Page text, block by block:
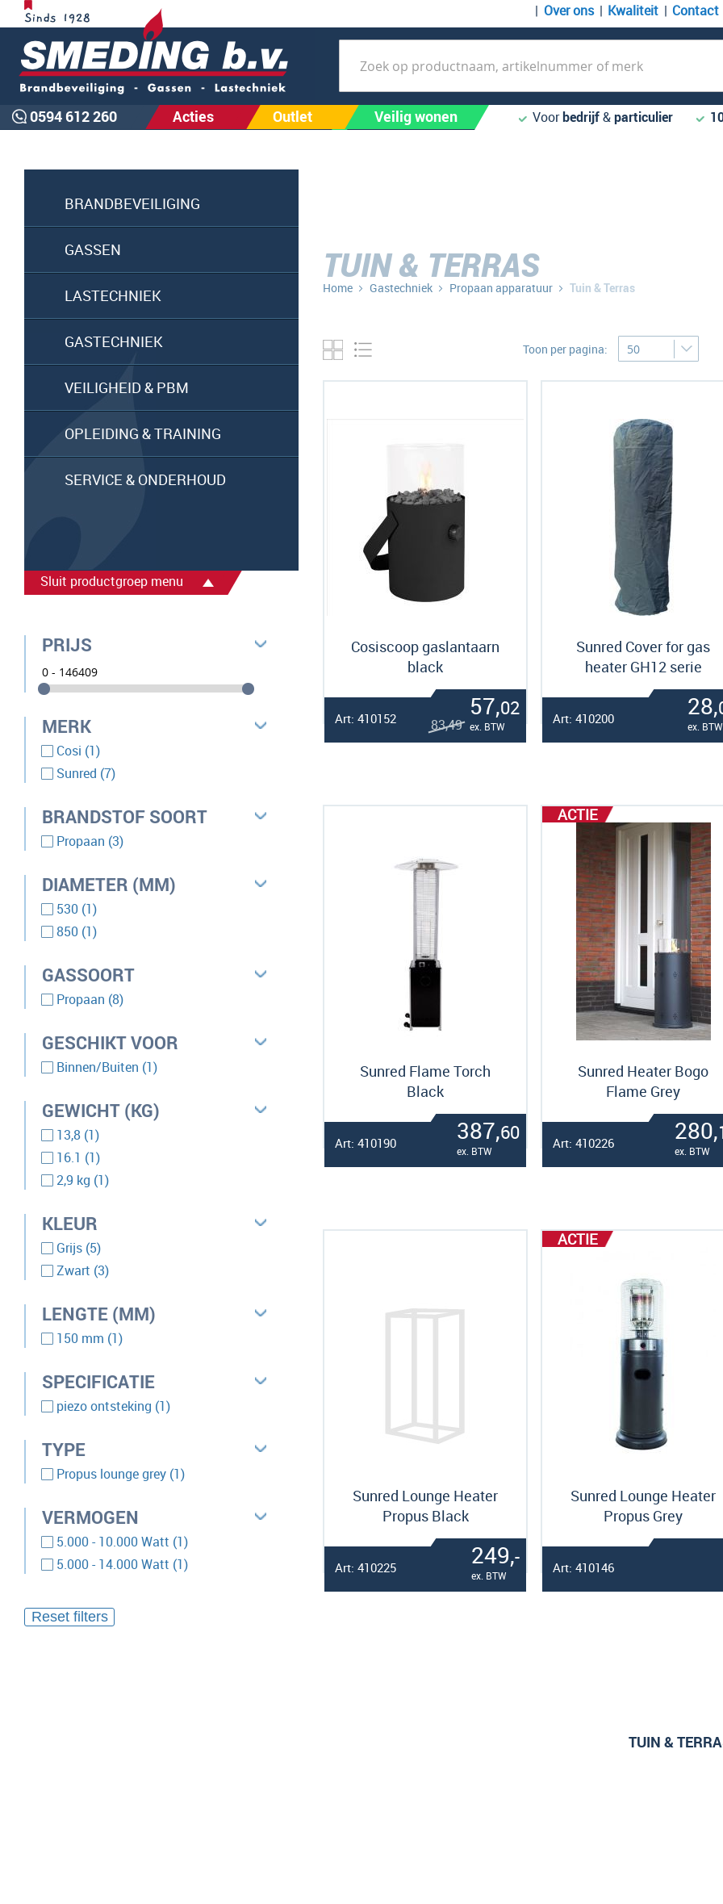
Over ons Kwaliteit Contact
Zoek
0594 612 260 Acties Outlet Veilig wonen Voorbedrijf&particulier
TUIN & TERRAS
Home Gastechniek Propaan apparatuur Tuin & Terras
Tonen
als
Foto-
tabel
Lijst Toon per pagina:
Cosiscoop gaslantaarn
black
83,49
57,02
ex. BTW
Art: 410152
Sunred Cover for gas
heater GH12 serie
28,
ex. BTW
Art: 410200
Sunred Flame Torch
Black
387,60
ex. BTW
Art: 410190
ACTIE
Sunred Heater Bogo
Flame Grey
280,
ex. BTW
Art: 410226
Sunred Lounge Heater
Propus Black
249,-
ex. BTW
Art: 410225
ACTIE
Sunred Lounge Heater
Propus Grey
Art: 410146
TUIN &
BRANDBEVEILIGING
GASSEN
LASTECHNIEK
GASTECHNIEK
VEILIGHEID & PBM
OPLEIDING & TRAINING
SERVICE & ONDERHOUD
Sluit productgroep menu
PRIJS
MERK
Cosi 1product
Sunred 7producten
BRANDSTOF SOORT
Propaan 3producten
DIAMETER (MM)
530 1product
850 1product
GASSOORT
Propaan 8producten
GESCHIKT VOOR
Binnen/Buiten 1product
GEWICHT (KG)
13,8 1product
16.1 1product
2,9 kg 1product
KLEUR
Grijs 5producten
Zwart 3producten
LENGTE (MM)
150 mm 1product
SPECIFICATIE
piezo ontsteking 1product
TYPE
Propus lounge grey 1product
VERMOGEN
5.000 - 10.000 Watt 1product
5.000 - 14.000 Watt 1product